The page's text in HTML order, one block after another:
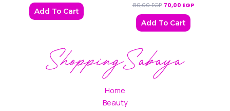
Add To Cart
80,00EGP 70,00 EGP
Add To Cart
Home
Beauty